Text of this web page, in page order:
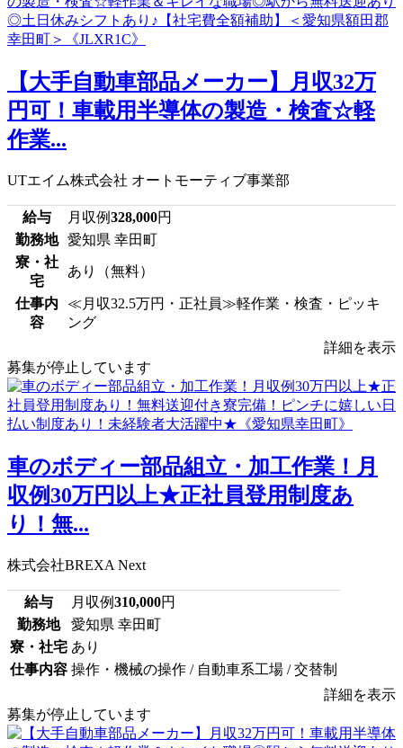
【大手自動車部品メーカー】月収32万
円可！車載用半導体の製造・検査☆軽
作業...
UTエイム株式会社 オートモーティブ事業部
給与 月収例328,000円
勤務地 愛知県 幸田町
寮・社
宅
あり（無料）
仕事内
容
≪月収32.5万円・正社員≫軽作業・検査・ピッキ
ング
詳細を表示
募集が停止しています
車のボディー部品組立・加工作業！月
収例30万円以上★正社員登用制度あ
り！無...
株式会社BREXA Next
給与 月収例310,000円
勤務地
愛知県 幸田町
寮・社宅 あり
仕事内容 操作・機械の操作 / 自動車系工場 / 交替制
詳細を表示
募集が停止しています